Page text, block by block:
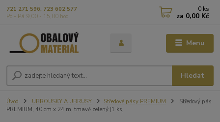
Menu
Hledat
721 271 596, 723 602 577
Po - Pá 9,00 - 15,00 hod
0 ks
za 0,00 Kč
Úvod UBROUSKY A UBRUSY Středové pásy PREMIUM
Středový pás
PREMIUM, 40 cm x 24 m, tmavě zelený [1 ks]